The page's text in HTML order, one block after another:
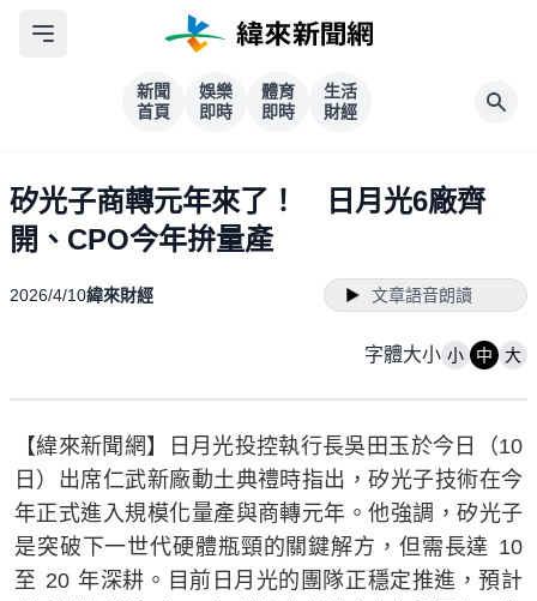
新聞
首頁
娛樂
即時
體育
即時
生活
財經
矽光子商轉元年來了！ 日月光6廠齊
開、CPO今年拚量產
2026/4/10緯來財經 文章語音朗讀
字體大小 小 中 大
【緯來新聞網】日月光投控執行長吳田玉於今日（10
日）出席仁武新廠動土典禮時指出，矽光子技術在今
年正式進入規模化量產與商轉元年。他強調，矽光子
是突破下一世代硬體瓶頸的關鍵解方，但需長達 10
至 20 年深耕。目前日月光的團隊正穩定推進，預計